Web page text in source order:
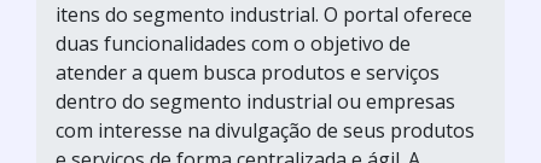
itens do segmento industrial. O portal oferece
duas funcionalidades com o objetivo de
atender a quem busca produtos e serviços
dentro do segmento industrial ou empresas
com interesse na divulgação de seus produtos